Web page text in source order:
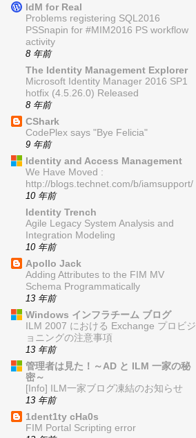
IdM for Real
Problems registering SQL2016
PSSnapin for #MIM2016 PS workflow
activity
8 年前
The Identity Management Explorer
Microsoft Identity Manager 2016 SP1
hotfix (4.5.26.0) Released
8 年前
CShark
CodePlex says "Bye Felicia"
9 年前
Identity and Access Management
We Have Moved :
http://blogs.technet.com/b/iamsupport/
10 年前
Identity Trench
Agile Legacy System Analysis and
Integration Modeling
10 年前
Apollo Jack
Adding Attributes to the FIM MV
Schema Programmatically
13 年前
Windows インフラチーム ブログ
ILM 2007 における Exchange プロビジ
ョニングの注意事項
13 年前
管理者は見た！～AD と ILM 一家の秘
密～
[Info] ILM一家ブログ凍結のお知らせ
13 年前
1dent1ty cHa0s
FIM Portal Scripting error